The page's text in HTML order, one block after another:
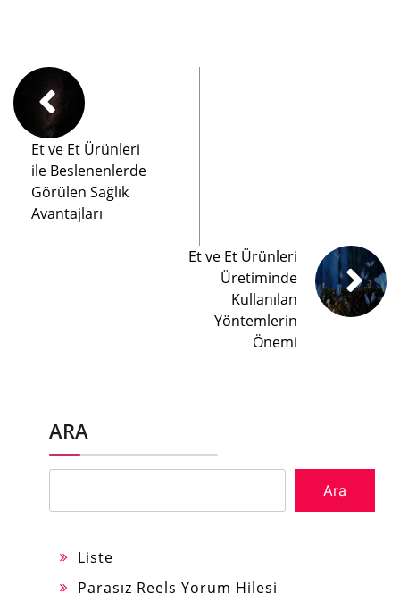
Et ve Et Ürünleri
ile Beslenenlerde
Görülen Sağlık
Avantajları
Et ve Et Ürünleri
Üretiminde
Kullanılan
Yöntemlerin
Önemi
ARA
Ara
Liste
Parasız Reels Yorum Hilesi